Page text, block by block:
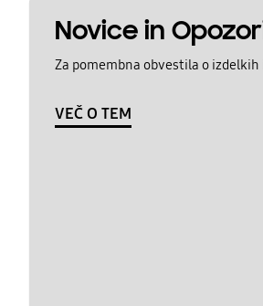
Novice in
Za pomembna obvestila o
VEČ O TEM